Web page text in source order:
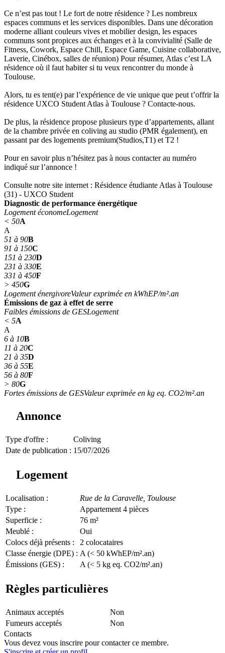
Ce n’est pas tout ! Le fort de notre résidence ? Les nombreux
espaces communs et les services disponibles. Dans une décoration
moderne alliant couleurs vives et mobilier design, les espaces
communs sont propices aux échanges et à la convivialité (Salle de
Fitness, Cowork, Espace Chill, Espace Game, Cuisine collaborative,
Laverie, Cinébox, salles de réunion) Pour résumer, Atlas c’est LA
résidence où il faut habiter si tu veux rencontrer du monde à
Toulouse.
Alors, tu es tent(e) par l’expérience de vie unique que peut t’offrir la
résidence UXCO Student Atlas à Toulouse ? Contacte-nous.
De plus, la résidence propose plusieurs type d’appartements, allant
de la chambre privée en coliving au studio (PMR également), en
passant par des logements premium(Studios,T1) et T2 !
Pour en savoir plus n’hésitez pas à nous contacter au numéro
indiqué sur l’annonce !
Consulte notre site internet : Résidence étudiante Atlas à Toulouse
(31) - UXCO Student
Diagnostic de performance énergétique
Logement économeLogement
< 50A
A
51 à 90B
91 à 150C
151 à 230D
231 à 330E
331 à 450F
> 450G
Logement énergivoreValeur exprimée en kWhEP/m².an
Émissions de gaz à effet de serre
Faibles émissions de GESLogement
< 5A
A
6 à 10B
11 à 20C
21 à 35D
36 à 55E
56 à 80F
> 80G
Fortes émissions de GESValeur exprimée en kg eq. CO2/m².an
Annonce
Type d'offre :
Coliving
Date de publication : 15/07/2026
Logement
Localisation : Rue de la Caravelle, Toulouse
Type :
Appartement 4 pièces
Superficie :
76 m²
Meublé :
Oui
Colocs déjà présents :
2 colocataires
Classe énergie (DPE) : A (< 50 kWhEP/m².an)
Émissions (GES) :
A (< 5 kg eq. CO2/m².an)
Règles particulières
Animaux acceptés
Non
Fumeurs acceptés
Non
Contacts
Vous devez vous inscrire pour contacter ce membre.